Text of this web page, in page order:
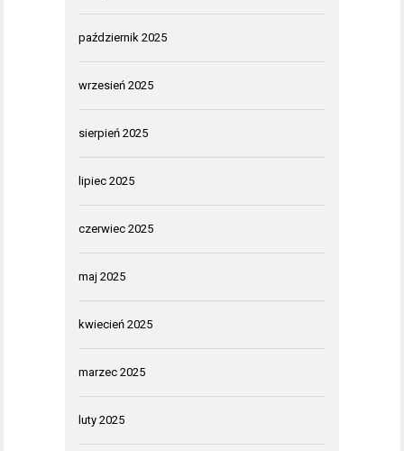
październik 2025
wrzesień 2025
sierpień 2025
lipiec 2025
czerwiec 2025
maj 2025
kwiecień 2025
marzec 2025
luty 2025